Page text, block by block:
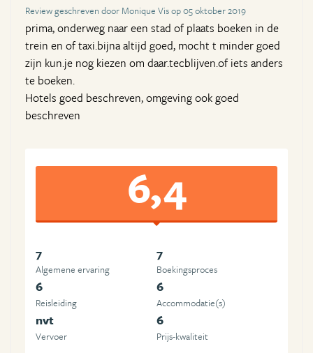
Review geschreven door Monique Vis op 05 oktober 2019
prima, onderweg naar een stad of plaats boeken in de
trein en of taxi.bijna altijd goed, mocht t minder goed
zijn kun.je nog kiezen om daar.tecblijven.of iets anders
te boeken.
Hotels goed beschreven, omgeving ook goed
beschreven
6,4
7
Algemene ervaring
7
Boekingsproces
6
Reisleiding
6
Accommodatie(s)
nvt
Vervoer
6
Prijs-kwaliteit